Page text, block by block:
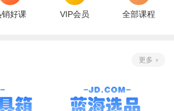
销好课 VIP会员 全部课程
更多